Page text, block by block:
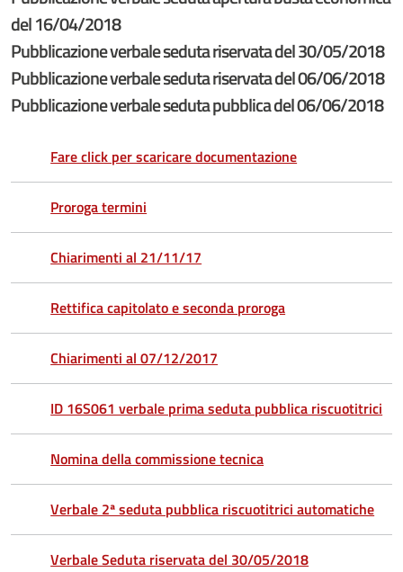
del 16/04/2018
Pubblicazione verbale seduta riservata del 30/05/2018
Pubblicazione verbale seduta riservata del 06/06/2018
Pubblicazione verbale seduta pubblica del 06/06/2018
Fare click per scaricare documentazione
Proroga termini
Chiarimenti al 21/11/17
Rettifica capitolato e seconda proroga
Chiarimenti al 07/12/2017
ID 16S061 verbale prima seduta pubblica riscuotitrici
Nomina della commissione tecnica
Verbale 2ª seduta pubblica riscuotitrici automatiche
Verbale Seduta riservata del 30/05/2018